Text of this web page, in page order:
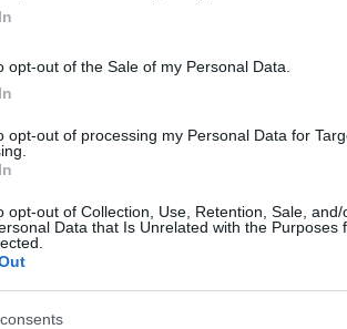
opt-out of the Sale of my Personal Data.
opt-out of processing my Personal Data for
opt-out of Collection, Use, Retention, Sale, and/
Data that Is Unrelated with the Purposes
con la storica